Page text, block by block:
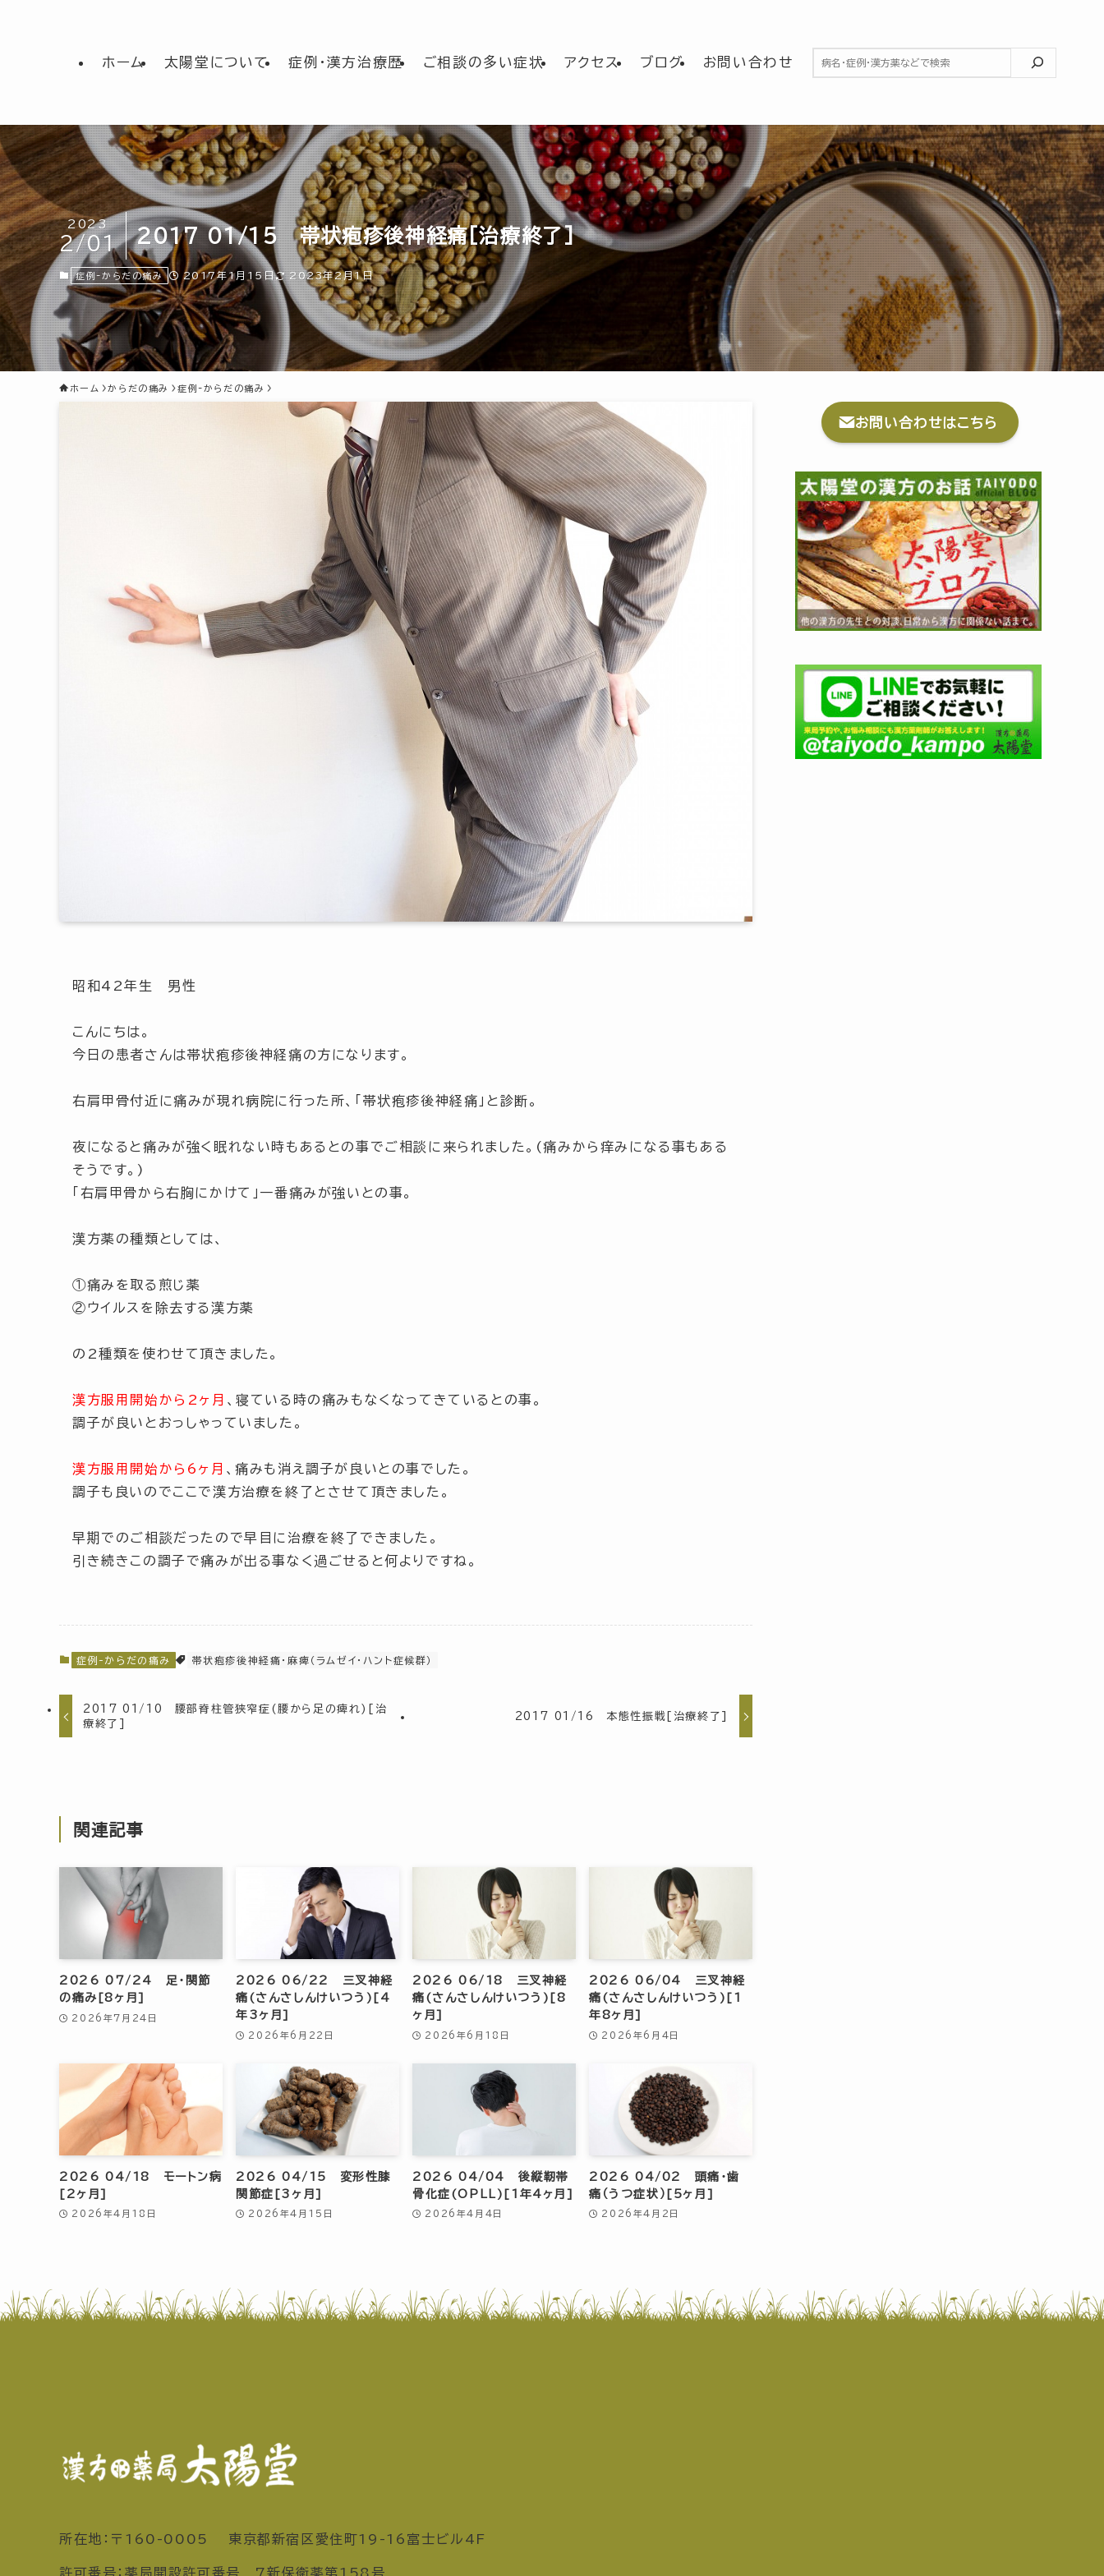
ホーム 太陽堂について 症例・漢方治療歴 ご相談の多い症状 アクセス ブログ お問い合わせ 検索
2017 01/15 帯状疱疹後神経痛[治療終了]
2023
2/01
症例-からだの痛み 2017年1月15日 2023年2月1日
ホーム からだの痛み 症例-からだの痛み
昭和42年生 男性
こんにちは。
今日の患者さんは帯状疱疹後神経痛の方になります。
右肩甲骨付近に痛みが現れ病院に行った所、「帯状疱疹後神経痛」と診断。
夜になると痛みが強く眠れない時もあるとの事でご相談に来られました。(痛みから痒みになる事もある
そうです。)
「右肩甲骨から右胸にかけて」 一番痛みが強いとの事。
漢方薬の種類としては、
①痛みを取る煎じ薬
②ウイルスを除去する漢方薬
の2種類を使わせて頂きました。
漢方服用開始から2ヶ月 、寝ている時の痛みもなくなってきているとの事。
調子が良いとおっしゃっていました。
漢方服用開始から6ヶ月 、痛みも消え調子が良いとの事でした。
調子も良いのでここで漢方治療を終了とさせて頂きました。
早期でのご相談だったので早目に治療を終了できました。
引き続きこの調子で痛みが出る事なく過ごせると何よりですね。
症例-からだの痛み 帯状疱疹後神経痛・麻痺（ラムゼイ・ハント症候群）
2017 01/10 腰部脊柱管狭窄症(腰から足の痺れ)[治
療終了]
2017 01/16 本態性振戦[治療終了]
関連記事
2026 07/24 足・関節
の痛み[8ヶ月]
2026年7月24日
2026 06/22 三叉神経
痛(さんさしんけいつう)[4
年3ヶ月]
2026年6月22日
2026 06/18 三叉神経
痛(さんさしんけいつう)[8
ヶ月]
2026年6月18日
2026 06/04 三叉神経
痛(さんさしんけいつう)[1
年8ヶ月]
2026年6月4日
2026 04/18 モートン病
[2ヶ月]
2026年4月18日
2026 04/15 変形性膝
関節症[3ヶ月]
2026年4月15日
2026 04/04 後縦靭帯
骨化症(OPLL)[1年4ヶ月]
2026年4月4日
2026 04/02 頭痛・歯
痛（うつ症状）[5ヶ月]
2026年4月2日
お問い合わせはこちら
所在地：〒160-0005 東京都新宿区愛住町19-16富士ビル4F
許可番号：薬局開設許可番号 7新保衛薬第158号